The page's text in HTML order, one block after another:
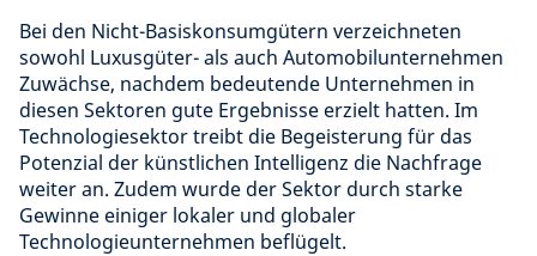
Bei den Nicht-Basiskonsumgütern verzeichneten
sowohl Luxusgüter- als auch Automobilunternehmen
Zuwächse, nachdem bedeutende Unternehmen in
diesen Sektoren gute Ergebnisse erzielt hatten. Im
Technologiesektor treibt die Begeisterung für das
Potenzial der künstlichen Intelligenz die Nachfrage
weiter an. Zudem wurde der Sektor durch starke
Gewinne einiger lokaler und globaler
Technologieunternehmen beflügelt.